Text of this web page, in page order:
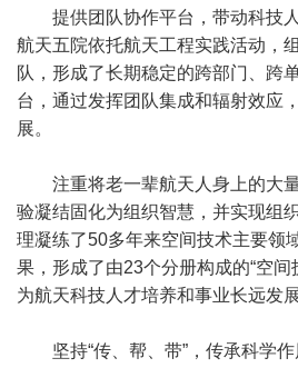
提供团队协作平台，带动科技
航天五院依托航天工程实践活动，
队，形成了长期稳定的跨部门、跨
台，通过发挥团队集成和辐射效应
展。
注重将老一辈航天人身上的大
验凝结固化为组织智慧，并实现组
理凝练了50多年来空间技术主要领
果，形成了由23个分册构成的“空间
为航天科技人才培养和事业长远发
坚持“传、帮、带”，传承科学